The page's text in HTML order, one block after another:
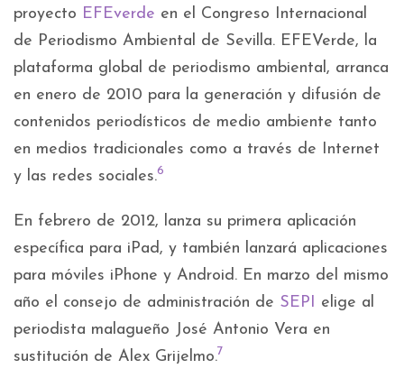
proyecto EFEverde en el Congreso Internacional
de Periodismo Ambiental de Sevilla. EFEVerde, la
plataforma global de periodismo ambiental, arranca
en enero de 2010 para la generación y difusión de
contenidos periodísticos de medio ambiente tanto
en medios tradicionales como a través de Internet
y las redes sociales.6
En febrero de 2012, lanza su primera aplicación
específica para iPad, y también lanzará aplicaciones
para móviles iPhone y Android. En marzo del mismo
año el consejo de administración de SEPI elige al
periodista malagueño José Antonio Vera en
sustitución de Alex Grijelmo.7